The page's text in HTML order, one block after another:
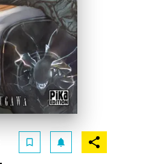
bookmark_border notifications